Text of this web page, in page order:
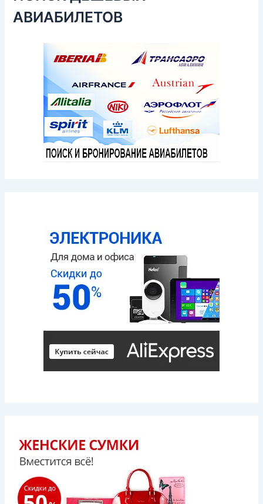
АВИАБИЛЕТОВ